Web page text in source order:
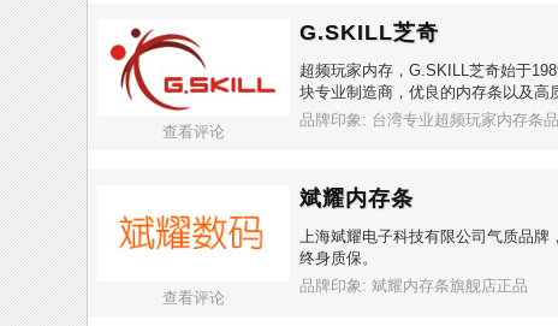
查看评论
G.SKILL芝奇
超频玩家内存，G.SKILL芝奇始于
块专业制造商，优良的内存条以及高
品牌印象: 台湾专业超频玩家内存条
查看评论
斌耀内存条
上海斌耀电子科技有限公司气质品牌
终身质保。
品牌印象: 斌耀内存条旗舰店正品